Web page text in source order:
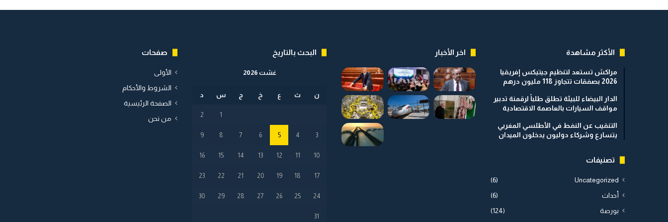
ب
ي
الأكثر مشاهدة
مراكش تستعد لتنظيم جيتيكس إفريقيا
2026 بصفقات تتجاوز 118 مليون درهم
الدار البيضاء للبيئة تطلق طلباً لرقمنة تدبير
مواقف السيارات بالعاصمة الاقتصادية
التنقيب عن النفط في الأطلسي المغربي
يتسارع وشركاء دوليون يدخلون الميدان
تصنيفات
Uncategorized
(6)
أحداث (6)
بورصة (124)
اخر الأخبار البحث بالتاريخ
غشت 2026
ن ث ع خ ج س د
1
2
3
4
5
6
7
8
9
10
11
12
13
14
15
16
17
18
19
20
21
22
23
24
25
26
27
28
29
30
31
صفحات
الأولى
الشروط والأحكام
الصفحة الرئيسية
من نحن